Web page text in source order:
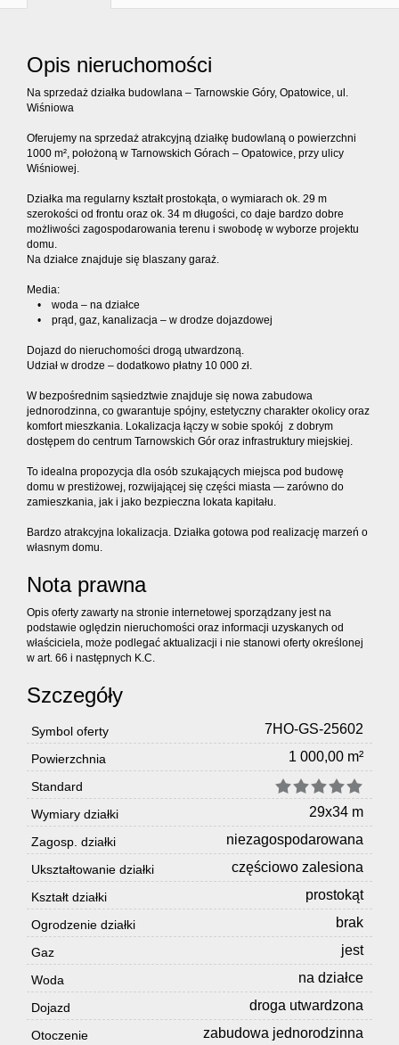
Opis nieruchomości
Na sprzedaż działka budowlana – Tarnowskie Góry, Opatowice, ul.
Wiśniowa
Oferujemy na sprzedaż atrakcyjną działkę budowlaną o powierzchni
1000 m², położoną w Tarnowskich Górach – Opatowice, przy ulicy
Wiśniowej.
Działka ma regularny kształt prostokąta, o wymiarach ok. 29 m
szerokości od frontu oraz ok. 34 m długości, co daje bardzo dobre
możliwości zagospodarowania terenu i swobodę w wyborze projektu
domu.
Na działce znajduje się blaszany garaż.
Media:
• woda – na działce
• prąd, gaz, kanalizacja – w drodze dojazdowej
Dojazd do nieruchomości drogą utwardzoną.
Udział w drodze – dodatkowo płatny 10 000 zł.
W bezpośrednim sąsiedztwie znajduje się nowa zabudowa
jednorodzinna, co gwarantuje spójny, estetyczny charakter okolicy oraz
komfort mieszkania. Lokalizacja łączy w sobie spokój z dobrym
dostępem do centrum Tarnowskich Gór oraz infrastruktury miejskiej.
To idealna propozycja dla osób szukających miejsca pod budowę
domu w prestiżowej, rozwijającej się części miasta — zarówno do
zamieszkania, jak i jako bezpieczna lokata kapitału.
Bardzo atrakcyjna lokalizacja. Działka gotowa pod realizację marzeń o
własnym domu.
Nota prawna
Opis oferty zawarty na stronie internetowej sporządzany jest na
podstawie oględzin nieruchomości oraz informacji uzyskanych od
właściciela, może podlegać aktualizacji i nie stanowi oferty określonej
w art. 66 i następnych K.C.
Szczegóły
Symbol oferty 7HO-GS-25602
Powierzchnia 1 000,00 m²
Standard
Wymiary działki
29x34 m
Zagosp. działki niezagospodarowana
Ukształtowanie działki częściowo zalesiona
Kształt działki prostokąt
Ogrodzenie działki brak
Gaz jest
Woda na działce
Dojazd droga utwardzona
Otoczenie zabudowa jednorodzinna